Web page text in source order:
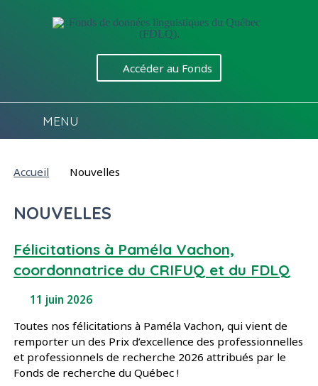
Accéder au Fonds
MENU
Vous êtes ici :
Accueil Nouvelles
NOUVELLES
Félicitations à Paméla Vachon,
coordonnatrice du CRIFUQ et du FDLQ
11 juin 2026
Toutes nos félicitations à Paméla Vachon, qui vient de
remporter un des Prix d’excellence des professionnelles
et professionnels de recherche 2026 attribués par le
Fonds de recherche du Québec !